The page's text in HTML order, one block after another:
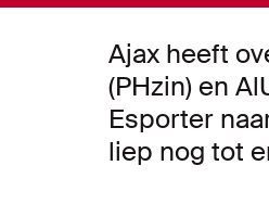
Ajax heeft
(PHzin) en
Esporter
liep nog tot